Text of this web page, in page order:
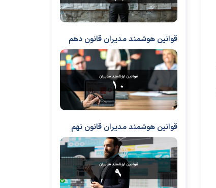
قوانین هوشمند مدیران قانون دهم
قوانین هوشمند مدیران قانون نهم